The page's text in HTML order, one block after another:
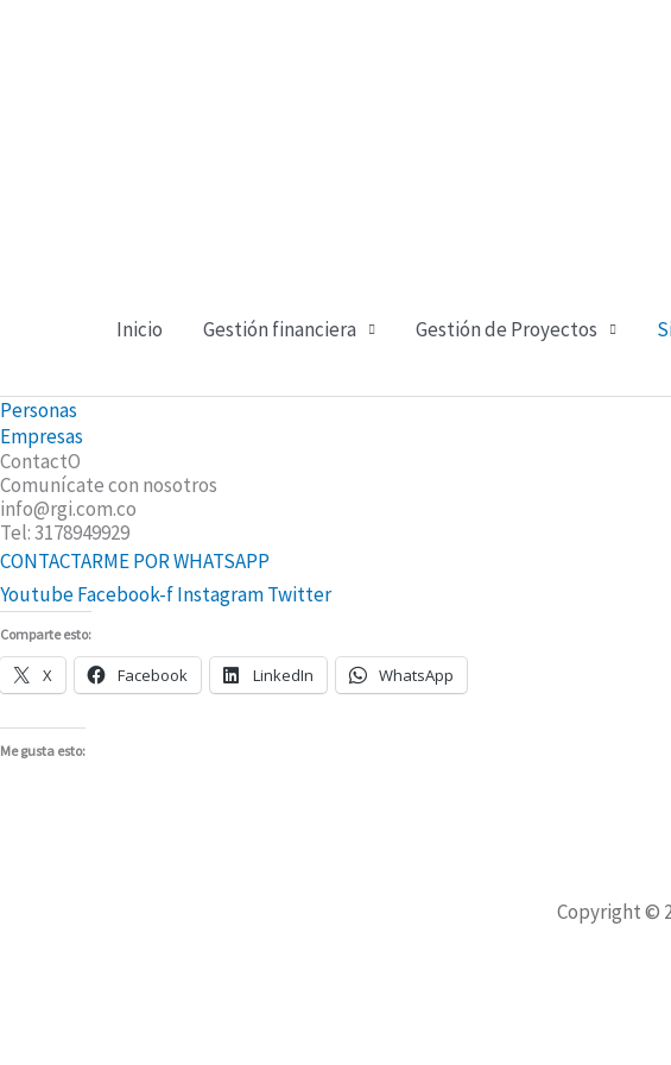
Inicio Gestión financiera Gestión de Proyectos
Personas
Empresas
ContactO
Comunícate con nosotros
info@rgi.com.co
Tel: 3178949929
CONTACTARME POR WHATSAPP
YoutubeFacebook-fInstagramTwitter
Comparte esto:
X Facebook LinkedIn WhatsApp
Me gusta esto:
Copyright ©